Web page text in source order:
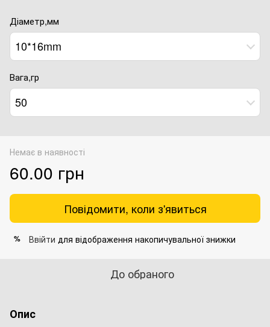
Діаметр,мм
10*16mm
Вага,гр
50
Немає в наявності
60.00 грн
Повідомити, коли з'явиться
% Ввійти для відображення накопичувальної знижки
До обраного
Опис